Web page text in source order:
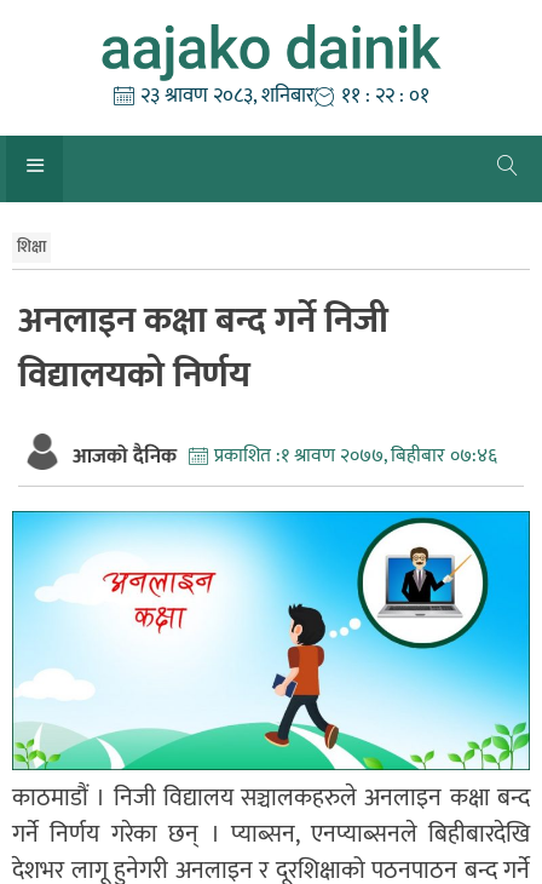
२३ श्रावण २०८३, शनिबार ११ : २२ : ०१
शिक्षा
अनलाइन कक्षा बन्द गर्ने निजी
विद्यालयको निर्णय
आजको दैनिक प्रकाशित :१ श्रावण २०७७, बिहीबार ०७:४६
काठमाडौं । निजी विद्यालय सञ्चालकहरुले अनलाइन कक्षा बन्द
गर्ने निर्णय गरेका छन् । प्याब्सन, एनप्याब्सनले बिहीबारदेखि
देशभर लागू हुनेगरी अनलाइन र दूरशिक्षाको पठनपाठन बन्द गर्ने